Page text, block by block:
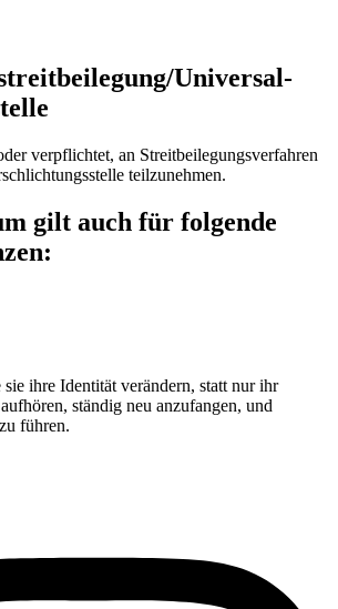
Universal­
verpflichtet, an Streitbeilegungsverfahren
teilzunehmen.
gilt auch für folgende
ihre Identität verändern, statt nur ihr
ständig neu anzufangen, und
führen.